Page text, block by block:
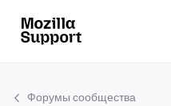
Форумы сообщества